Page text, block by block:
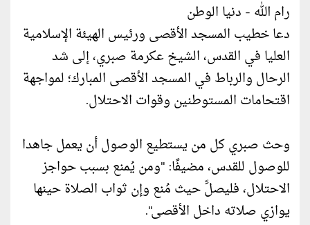
رام الله - دنيا الوطن
دعا خطيب المسجد الأقصى ورئيس الهيئة الإسلامية
العليا في القدس، الشيخ عكرمة صبري، إلى شد
الرحال والرباط في المسجد الأقصى المبارك؛ لمواجهة
اقتحامات المستوطنين وقوات الاحتلال.
وحث صبري كل من يستطيع الوصول أن يعمل جاهدا
للوصول للقدس، مضيفًا: "ومن يُمنع بسبب حواجز
الاحتلال، فليصلِّ حيث مُنع وإن ثواب الصلاة حينها
يوازي صلاته داخل الأقصى".